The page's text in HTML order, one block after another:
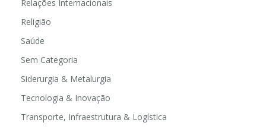
Relações Internacionais
Religião
Saúde
Sem Categoria
Siderurgia & Metalurgia
Tecnologia & Inovação
Transporte, Infraestrutura & Logística